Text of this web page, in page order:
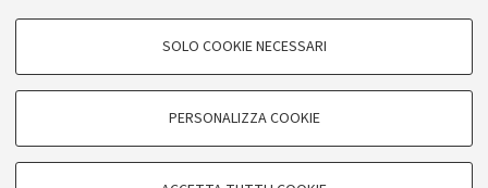
COOKIE DI PROFILAZIONE - FACOLTATIVI
SOLO COOKIE NECESSARI
PERSONALIZZA COOKIE
Dichiarazione di accessibilità
Privacy e note legali
Impostazioni Cookie
©Copyright 2026 - ALMA MATER STUDIORUM - Università di